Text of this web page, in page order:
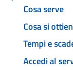
Cosa serve
Cosa si
Tempi e
Accedi al